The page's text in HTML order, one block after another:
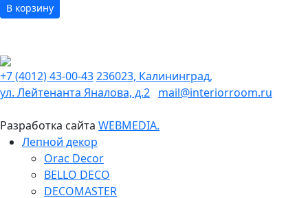
В корзину
+7 (4012) 43-00-43236023, Калининград,
ул. Лейтенанта Яналова, д.2 mail@interiorroom.ru
Разработка сайта WEBMEDIA.
Лепной декор
Orac Decor
BELLO DECO
DECOMASTER